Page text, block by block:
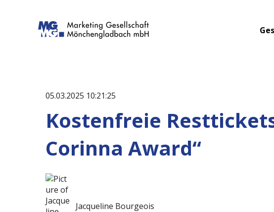
05.03.2025 10:21:25
Kostenfreie
Corinna Award“
Jacqueline Bourgeois